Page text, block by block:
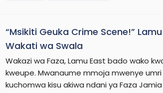
“Msikiti Geuka Crime Scene!”
Wakati wa Swala
Wakazi wa Faza, Lamu East bado wako
kweupe. Mwanaume mmoja mwenye
kuchomwa kisu akiwa ndani ya Faza